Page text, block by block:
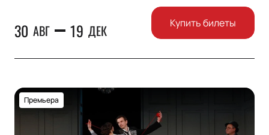
30 АВГ 19 ДЕК Купить билеты
Премьера